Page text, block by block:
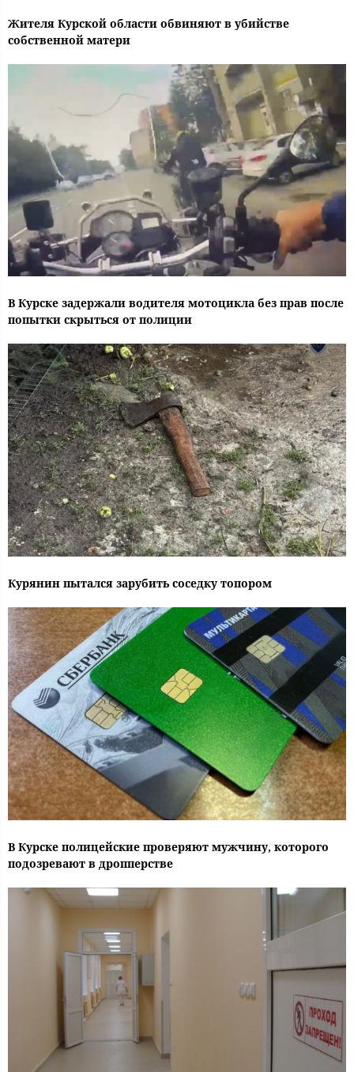
Жителя Курской области обвиняют в убийстве
собственной матери
В Курске задержали водителя мотоцикла без прав после
попытки скрыться от полиции
Курянин пытался зарубить соседку топором
В Курске полицейские проверяют мужчину, которого
подозревают в дропперстве